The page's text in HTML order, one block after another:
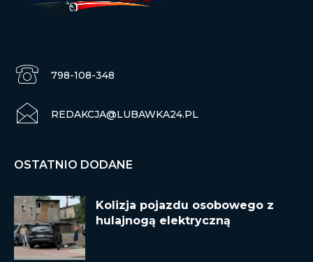
798-108-348
REDAKCJA@LUBAWKA24.PL
OSTATNIO DODANE
Kolizja pojazdu osobowego z
hulajnogą elektryczną